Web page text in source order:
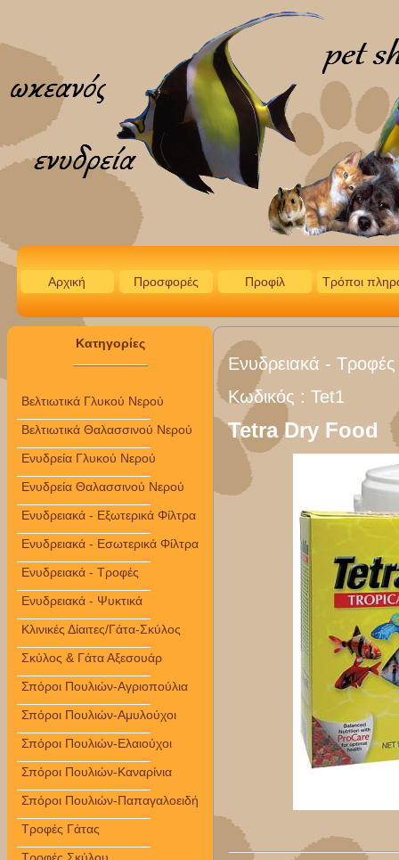
Αρχική Προσφορές Προφίλ Τρόποι
Κατηγορίες
Βελτιωτικά Γλυκού Νερού
Βελτιωτικά Θαλασσινού Νερού
Ενυδρεία Γλυκού Νερού
Ενυδρεία Θαλασσινού Νερού
Ενυδρειακά - Εξωτερικά Φίλτρα
Ενυδρειακά - Εσωτερικά Φίλτρα
Ενυδρειακά - Τροφές
Ενυδρειακά - Ψυκτικά
Κλινικές Δίαιτες/Γάτα-Σκύλος
Σκύλος & Γάτα Αξεσουάρ
Σπόροι Πουλιών-Αγριοπούλια
Σπόροι Πουλιών-Αμυλούχοι
Σπόροι Πουλιών-Ελαιούχοι
Σπόροι Πουλιών-Καναρίνια
Σπόροι Πουλιών-Παπαγαλοειδή
Τροφές Γάτας
Ενυδρειακά - Τροφές
Κωδικός : Tet1
Tetra Dry Food